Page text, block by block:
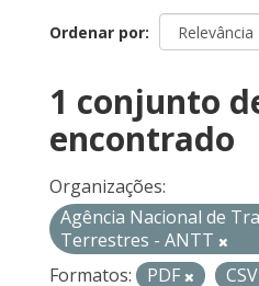
Ordenar por
1 conjunto
encontrado
Organizações:
Agência Nacional de
Terrestres - ANTT
Formatos:
PDF CSV